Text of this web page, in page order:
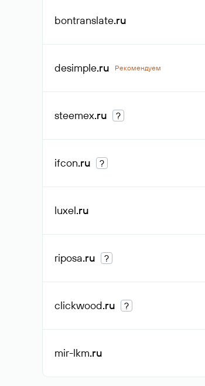
bontranslate.ru
desimple.ru Рекомендуем
steemex.ru ?
ifcon.ru ?
luxel.ru
riposa.ru ?
clickwood.ru ?
mir-lkm.ru